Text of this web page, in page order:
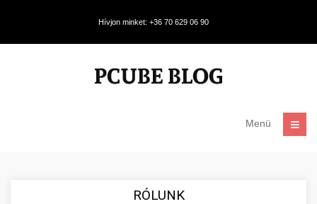
Hívjon minket: +36 70 629 06 90
Menü
RÓLUNK